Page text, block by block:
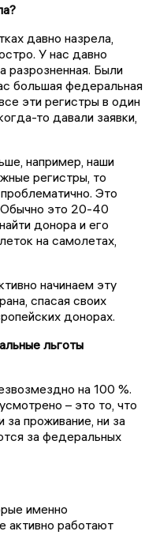
давно назрела,
У нас давно
разрозненная. Были
большая федеральная
эти регистры в один
то давали заявки,
например, наши
регистры, то
Это
Обычно это 20-40
донора и его
на самолетах,
начинаем эту
спасая своих
донорах.
льготы
на 100 %.
– это то, что
проживание, ни за
за федеральных
именно
активно работают